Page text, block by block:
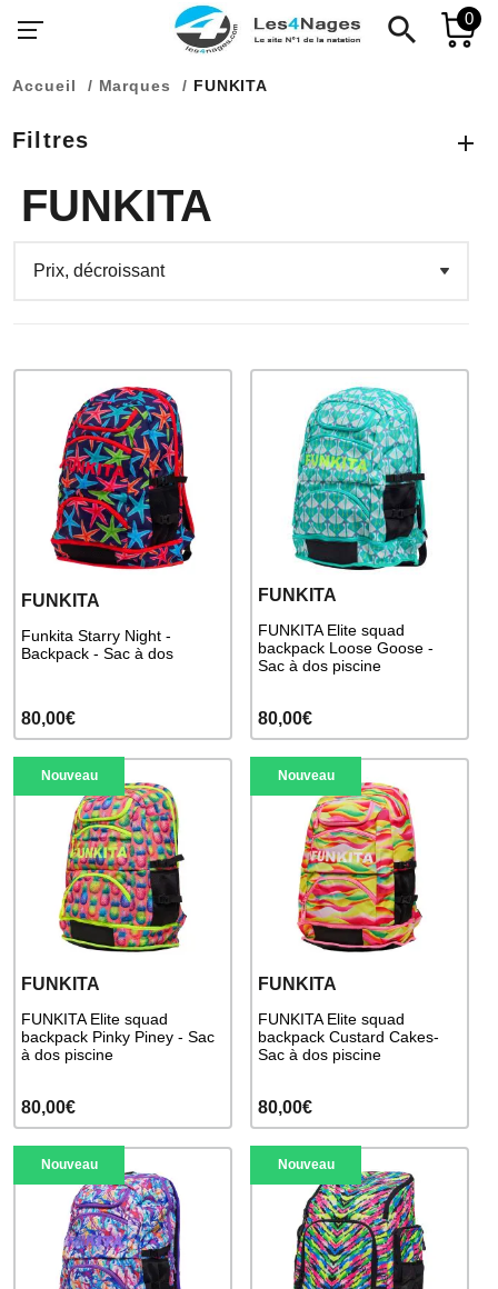
search 0
Accueil Marques FUNKITA
Filtres
FUNKITA
FUNKITA
Funkita Starry Night -
Backpack - Sac à dos
80,00€
FUNKITA
FUNKITA Elite squad
backpack Loose Goose -
Sac à dos piscine
80,00€
Nouveau
FUNKITA
FUNKITA Elite squad
backpack Pinky Piney - Sac
à dos piscine
80,00€
Nouveau
FUNKITA
FUNKITA Elite squad
backpack Custard Cakes-
Sac à dos piscine
80,00€
Nouveau Nouveau